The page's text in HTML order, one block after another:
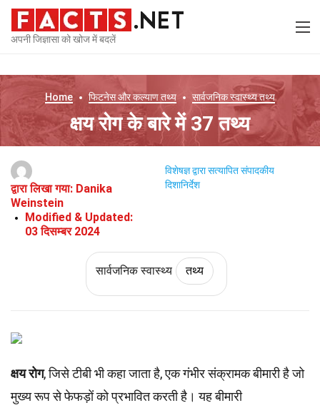
अपनी जिज्ञासा को खोज में बदलें
Home फिटनेस और कल्याणतथ्य सार्वजनिक स्वास्थ्यतथ्य
क्षय रोग के बारे में 37 तथ्य
द्वारा लिखा गया: Danika
Weinstein
Modified & Updated:
03 दिसम्बर 2024
विशेषज्ञ द्वारा सत्यापित संपादकीय
दिशानिर्देश
सार्वजनिक स्वास्थ्य तथ्य
क्षय रोग, जिसे टीबी भी कहा जाता है, एक गंभीर संक्रामक बीमारी है जो
मुख्य रूप से फेफड़ों को प्रभावित करती है। यह बीमारी